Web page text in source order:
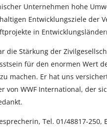
Unternehmen hohe
Entwicklungsziele der
in
die Stärkung der
für den enormen Wert
machen. Er hat uns
von WWF International, der
Tel. 01/48817-250,